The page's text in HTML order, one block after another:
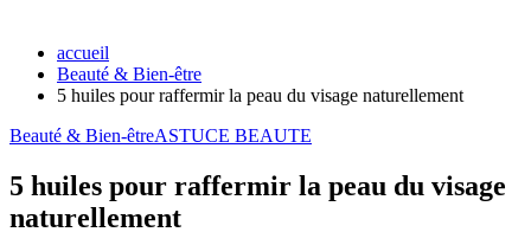
accueil
Beauté & Bien-être
5 huiles pour raffermir la peau du visage naturellement
Beauté & Bien-êtreASTUCE BEAUTE
5 huiles pour raffermir la peau du visage
naturellement